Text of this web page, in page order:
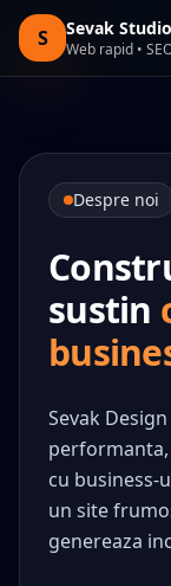
Sari la continut
S
Sevak Studio
Web rapid •
Despre noi
Contact
Despre noi
sustin
Sevak
cu business-
un site
genereaza